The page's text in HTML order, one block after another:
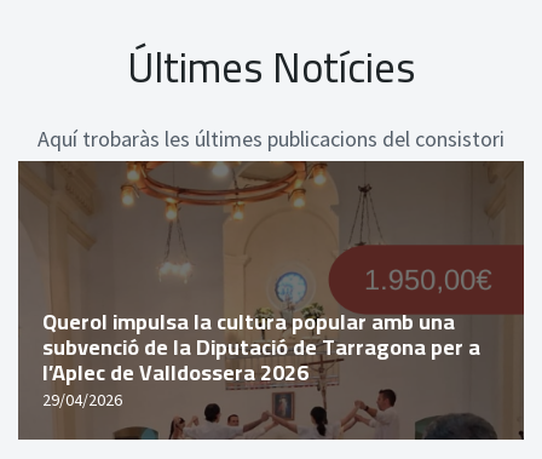
Últimes Notícies
Aquí trobaràs les últimes publicacions del consistori
Querol impulsa la cultura popular amb una
subvenció de la Diputació de Tarragona per a
l’Aplec de Valldossera 2026
29/04/2026